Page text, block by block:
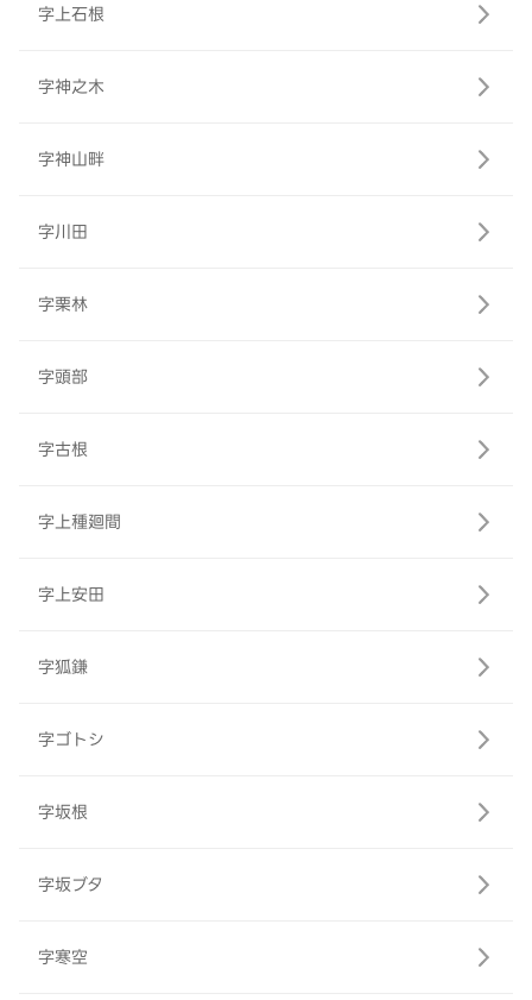
字上石根
字神之木
字神山畔
字川田
字栗林
字頭部
字古根
字上種廻間
字上安田
字狐鎌
字ゴトシ
字坂根
字坂ブタ
字寒空